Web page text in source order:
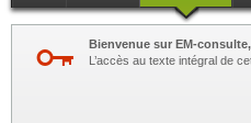
Bienvenue sur EM-
L’accès au texte intégral de